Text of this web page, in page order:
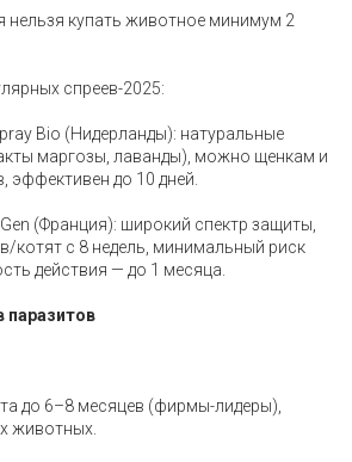
нельзя купать животное минимум 2
спреев-2025:
Bio (Нидерланды): натуральные
маргозы, лаванды), можно щенкам и
эффективен до 10 дней.
(Франция): широкий спектр защиты,
котят с 8 недель, минимальный риск
действия — до 1 месяца.
паразитов
до 6–8 месяцев (фирмы-лидеры),
животных.